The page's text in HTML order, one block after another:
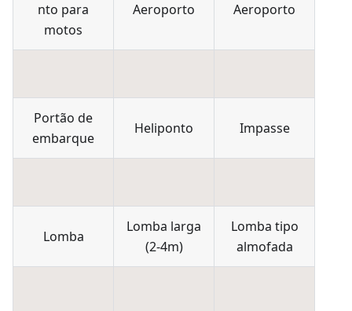
nto para
motos
Aeroporto Aeroporto
Portão de
embarque
Heliponto Impasse
Lomba
Lomba larga
(2-4m)
Lomba tipo
almofada